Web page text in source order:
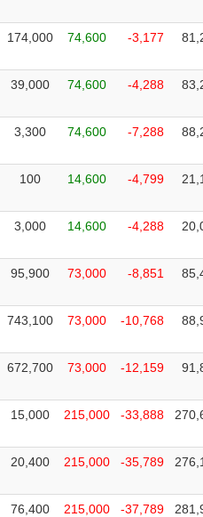
174,000 74,600 -3,177
39,000 74,600 -4,288
3,300 74,600 -7,288
100 14,600 -4,799
3,000 14,600 -4,288
95,900 73,000 -8,851
743,100 73,000 -10,768
672,700 73,000 -12,159
15,000 215,000 -33,888
20,400 215,000 -35,789
76,400 215,000 -37,789